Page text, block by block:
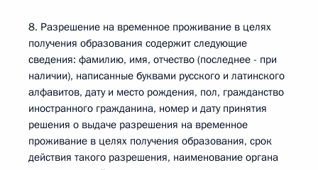
8. Разрешение на временное проживание в целях
получения образования содержит следующие
сведения: фамилию, имя, отчество (последнее - при
наличии), написанные буквами русского и латинского
алфавитов, дату и место рождения, пол, гражданство
иностранного гражданина, номер и дату принятия
решения о выдаче разрешения на временное
проживание в целях получения образования, срок
действия такого разрешения, наименование органа